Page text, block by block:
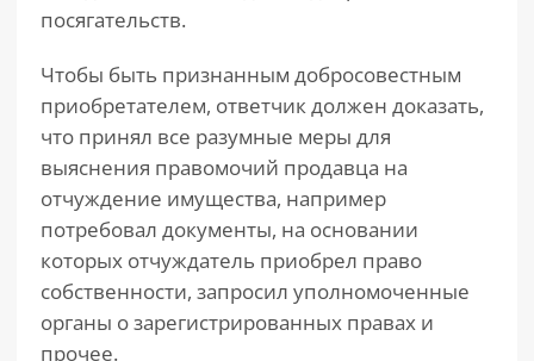
посягательств.
Чтобы быть признанным добросовестным
приобретателем, ответчик должен доказать,
что принял все разумные меры для
выяснения правомочий продавца на
отчуждение имущества, например
потребовал документы, на основании
которых отчуждатель приобрел право
собственности, запросил уполномоченные
органы о зарегистрированных правах и
прочее.